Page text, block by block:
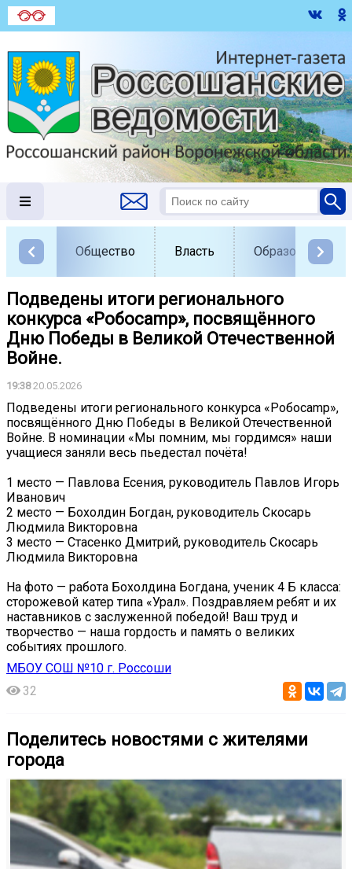
Общество Власть Образование
Подведены итоги регионального
конкурса «Робоcamp», посвящённого
Дню Победы в Великой Отечественной
Войне.
19:3820.05.2026
Подведены итоги регионального конкурса «Робоcamp»,
посвящённого Дню Победы в Великой Отечественной
Войне. В номинации «Мы помним, мы гордимся» наши
учащиеся заняли весь пьедестал почёта!
1 место — Павлова Есения, руководитель Павлов Игорь
Иванович
2 место — Бохолдин Богдан, руководитель Скосарь
Людмила Викторовна
3 место — Стасенко Дмитрий, руководитель Скосарь
Людмила Викторовна
На фото — работа Бохолдина Богдана, ученик 4 Б класса:
сторожевой катер типа «Урал». Поздравляем ребят и их
наставников с заслуженной победой! Ваш труд и
творчество — наша гордость и память о великих
событиях прошлого.
МБОУ СОШ №10 г. Россоши
32
Поделитесь новостями с жителями
города